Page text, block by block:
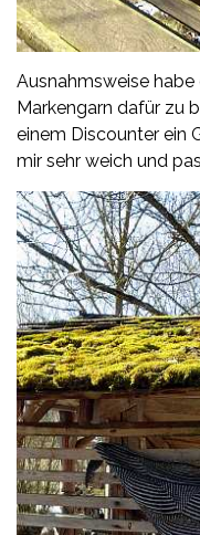
Ausnahmsweise
Markengarn dafür zu
einem Discounter ein
mir sehr weich und